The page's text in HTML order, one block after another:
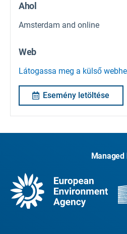
Ahol
Amsterdam and online
Web
Látogassa meg a külső
Esemény letöltése
Managed